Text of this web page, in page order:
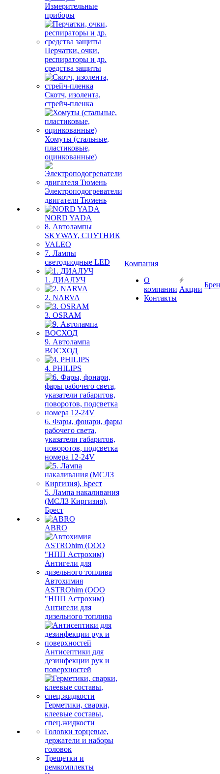
Измерительные
приборы
Перчатки, очки,
респираторы и др.
средства защиты
Скотч, изолента,
стрейч-пленка
Хомуты (стальные,
пластиковые,
оцинкованные)
Электроподогреватели
двигателя Тюмень
NORD YADA
8. Автолампы
SKYWAY, СПУТНИК
VALEO
7. Лампы
светодиодные LED
1. ДИАЛУЧ
2. NARVA
3. OSRAM
9. Автолампа
ВОСХОД
4. PHILIPS
6. Фары, фонари, фары
рабочего света,
указатели габаритов,
поворотов, подсветка
номера 12-24V
5. Лампа накаливания
(МСЛЗ Киргизия),
Брест
ABRO
Автохимия
ASTROhim (ООО
"НПП Астрохим)
Антигели для
дизельного топлива
Антисептики для
дезинфекции рук и
поверхностей
Герметики, сварки,
клеевые составы,
спец.жидкости
Головки торцевые,
держатели и наборы
головок
Трещетки и
ремкомплекты
Компания
О
компании
Контакты
Акции